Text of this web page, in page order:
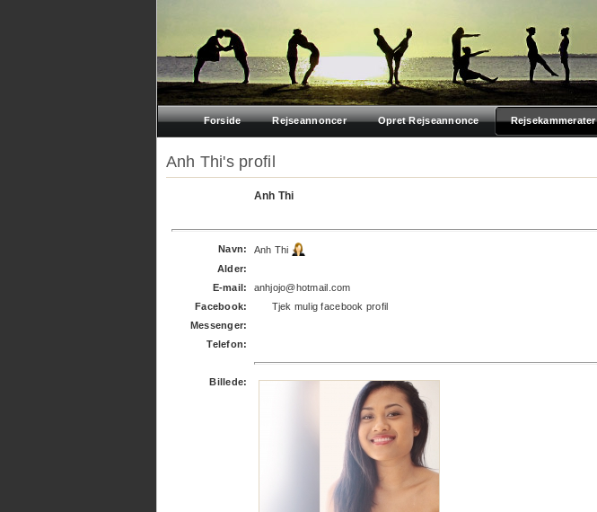
Forside Rejseannoncer Opret Rejseannonce Rejsekammerater
Anh Thi's profil
Anh Thi
Navn:
Anh Thi
Alder:
E-mail:
anhjojo@hotmail.com
Facebook:
Tjek mulig facebook profil
Messenger:
Telefon:
Billede: